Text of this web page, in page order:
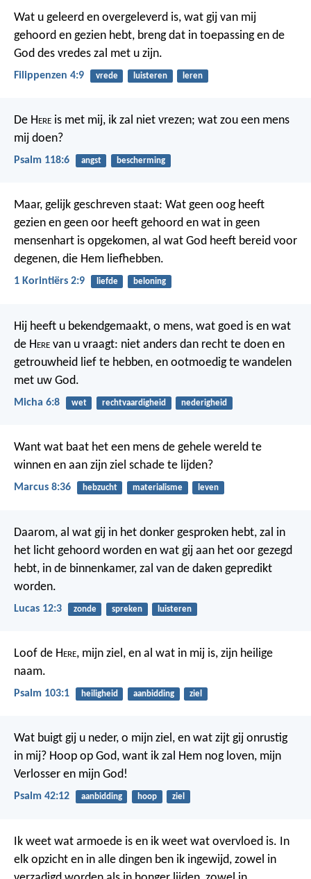
Wat u geleerd en overgeleverd is, wat gij van mij
gehoord en gezien hebt, breng dat in toepassing en de
God des vredes zal met u zijn.
Filippenzen 4:9 vrede luisteren leren
De Here is met mij, ik zal niet vrezen; wat zou een mens
mij doen?
Psalm 118:6 angst bescherming
Maar, gelijk geschreven staat: Wat geen oog heeft
gezien en geen oor heeft gehoord en wat in geen
mensenhart is opgekomen, al wat God heeft bereid voor
degenen, die Hem liefhebben.
1 Korintiërs 2:9 liefde beloning
Hij heeft u bekendgemaakt, o mens, wat goed is en wat
de Here van u vraagt: niet anders dan recht te doen en
getrouwheid lief te hebben, en ootmoedig te wandelen
met uw God.
Micha 6:8 wet rechtvaardigheid nederigheid
Want wat baat het een mens de gehele wereld te
winnen en aan zijn ziel schade te lijden?
Marcus 8:36 hebzucht materialisme leven
Daarom, al wat gij in het donker gesproken hebt, zal in
het licht gehoord worden en wat gij aan het oor gezegd
hebt, in de binnenkamer, zal van de daken gepredikt
worden.
Lucas 12:3 zonde spreken luisteren
Loof de Here, mijn ziel, en al wat in mij is, zijn heilige
naam.
Psalm 103:1 heiligheid aanbidding ziel
Wat buigt gij u neder, o mijn ziel, en wat zijt gij onrustig
in mij? Hoop op God, want ik zal Hem nog loven, mijn
Verlosser en mijn God!
Psalm 42:12 aanbidding hoop ziel
Ik weet wat armoede is en ik weet wat overvloed is. In
elk opzicht en in alle dingen ben ik ingewijd, zowel in